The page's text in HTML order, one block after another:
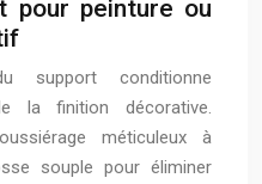
pour peinture ou
support conditionne
la finition décorative.
méticuleux à
souple pour éliminer